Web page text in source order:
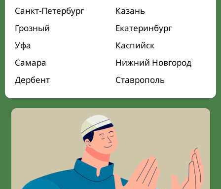
Санкт-Петербург
Казань
Грозный
Екатеринбург
Уфа
Каспийск
Самара
Нижний Новгород
Дербент
Ставрополь